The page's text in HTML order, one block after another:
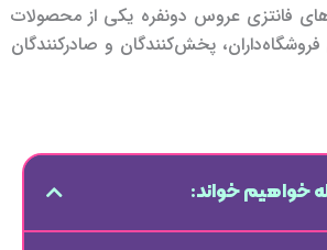
فانتزی عروس دونفره یکی از محصولات
فروشگاه‌داران، پخش‌کنندگان و صادرکنندگان
خواهیم خواند: